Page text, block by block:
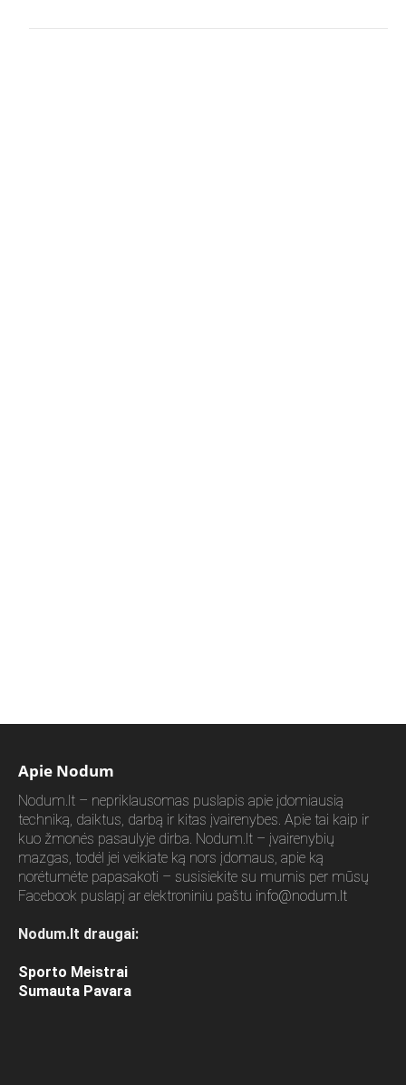
Apie Nodum
Nodum.lt – nepriklausomas puslapis apie įdomiausią
techniką, daiktus, darbą ir kitas įvairenybes. Apie tai kaip ir
kuo žmonės pasaulyje dirba. Nodum.lt – įvairenybių
mazgas, todėl jei veikiate ką nors įdomaus, apie ką
norėtumėte papasakoti – susisiekite su mumis per mūsų
Facebook puslapį ar elektroniniu paštu info@nodum.lt
Nodum.lt draugai:
Sporto Meistrai
Sumauta Pavara